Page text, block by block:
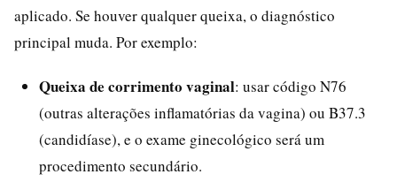
aplicado. Se houver qualquer queixa, o diagnóstico
principal muda. Por exemplo:
Queixa de corrimento vaginal: usar código N76
(outras alterações inflamatórias da vagina) ou B37.3
(candidíase), e o exame ginecológico será um
procedimento secundário.